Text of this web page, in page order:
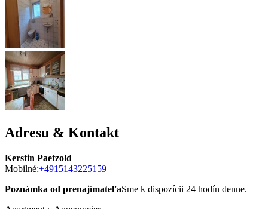
Adresu & Kontakt
Kerstin Paetzold
Mobilné:+4915143225159
Poznámka od prenajímateľaSme k dispozícii 24 hodín denne.